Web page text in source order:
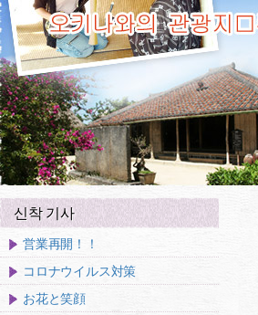
신착 기사
営業再開！！
コロナウイルス対策
お花と笑顔